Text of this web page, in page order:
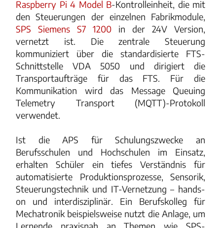
Raspberry Pi 4 Model B-Kontrolleinheit, die mit
den Steuerungen der einzelnen Fabrikmodule,
SPS Siemens S7 1200 in der 24V Version,
vernetzt ist. Die zentrale Steuerung
kommuniziert über die standardisierte FTS-
Schnittstelle VDA 5050 und dirigiert die
Transportaufträge für das FTS. Für die
Kommunikation wird das Message Queuing
Telemetry Transport (MQTT)-Protokoll
verwendet.
Ist die APS für Schulungszwecke an
Berufsschulen und Hochschulen im Einsatz,
erhalten Schüler ein tiefes Verständnis für
automatisierte Produktionsprozesse, Sensorik,
Steuerungstechnik und IT-Vernetzung – hands-
on und interdisziplinär. Ein Berufskolleg für
Mechatronik beispielsweise nutzt die Anlage, um
Lernende praxisnah an Themen wie SPS-